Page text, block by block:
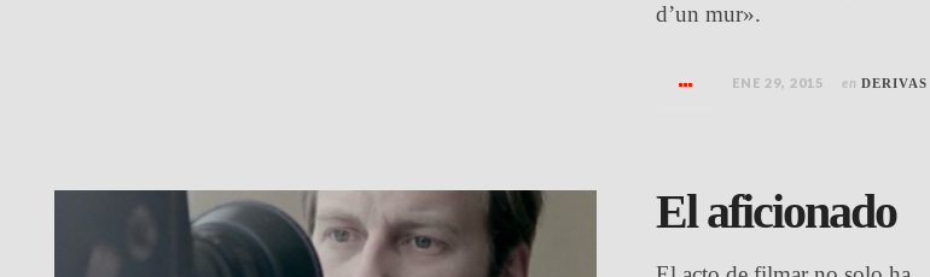
d’un mur».
ENE 29, 2015 en DERIVAS
El aficionado